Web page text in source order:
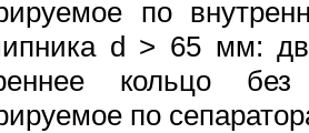
по
d > 65 мм:
кольцо
по